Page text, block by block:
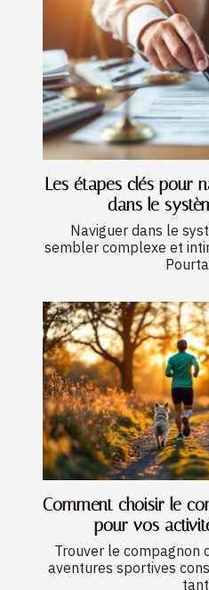
Les étapes clés pour
dans le
Naviguer dans le
sembler complexe et
Comment choisir le
pour vos
Trouver le compagnon
aventures sportives